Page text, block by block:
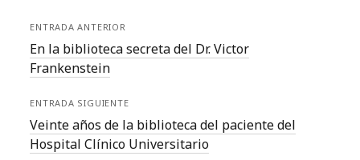
ENTRADA ANTERIOR
En la biblioteca secreta del Dr. Victor
Frankenstein
ENTRADA SIGUIENTE
Veinte años de la biblioteca del paciente del
Hospital Clínico Universitario